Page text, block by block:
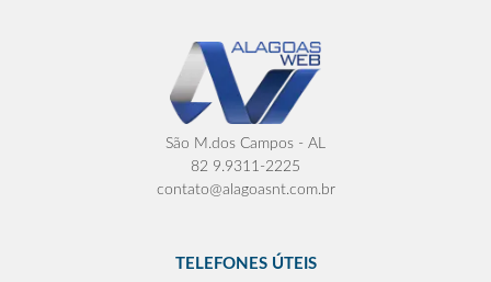
São M.dos Campos - AL
82 9.9311-2225
contato@alagoasnt.com.br
TELEFONES ÚTEIS